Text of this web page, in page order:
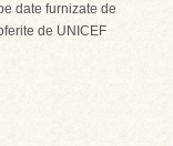
date furnizate de
de UNICEF